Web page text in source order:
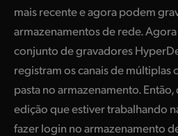
mais recente e agora podem
armazenamentos de rede.
conjunto de gravadores
registram os canais de múltiplas
pasta no armazenamento.
edição que estiver trabalhando
fazer login no armazenamento